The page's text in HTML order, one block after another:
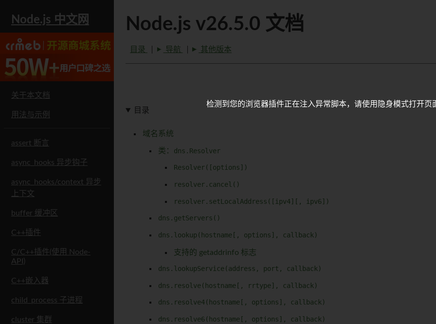
Node.js 中文网
关于本文档
用法与示例
assert 断言
async_hooks 异步钩子
async_hooks/context 异步
上下文
buffer 缓冲区
C++插件
C/C++插件(使用 Node-
API)
C++嵌入器
child_process 子进程
cluster 集群
Node.js v26.5.0 文档
目录 导航 其他版本
目录
域名系统
类： dns.Resolver
Resolver([options])
resolver.cancel()
resolver.setLocalAddress([ipv4][, ipv6])
dns.getServers()
dns.lookup(hostname[, options], callback)
支持的 getaddrinfo 标志
dns.lookupService(address, port, callback)
dns.resolve(hostname[, rrtype], callback)
dns.resolve4(hostname[, options], callback)
dns.resolve6(hostname[, options], callback)
检测到您的浏览器插件正在注入异常脚本，请使用隐身模式打开页